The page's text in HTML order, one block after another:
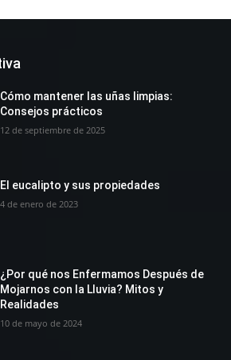
Cómo mantener las uñas limpias:
Consejos prácticos
12 de septiembre de 2025
El eucalipto y sus propiedades
4 de enero de 2023
¿Por qué nos Enfermamos Después de
Mojarnos con la Lluvia? Mitos y
Realidades
10 de mayo de 2024